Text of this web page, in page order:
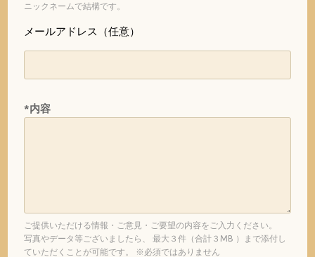
ニックネームで結構です。
メールアドレス（任意）
*内容
ご提供いただける情報・ご意見・ご要望の内容をご入力ください。
写真やデータ等ございましたら、 最大３件（合計３MB ）まで添付し
ていただくことが可能です。 ※必須ではありません